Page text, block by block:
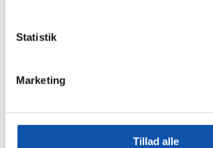
Statistik
Marketing
Tillad alle
Godt skuldret, David!
Lars er kandidat i idéhistorie,
elektriker